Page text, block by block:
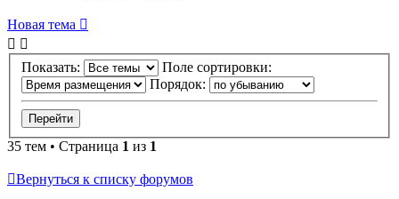
Новая тема
Показать:
Поле сортировки:
Порядок:
35 тем • Страница 1 из 1
Вернуться к списку форумов